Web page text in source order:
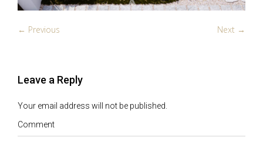
← Previous Next →
Leave a Reply
Your email address will not be published.
Comment